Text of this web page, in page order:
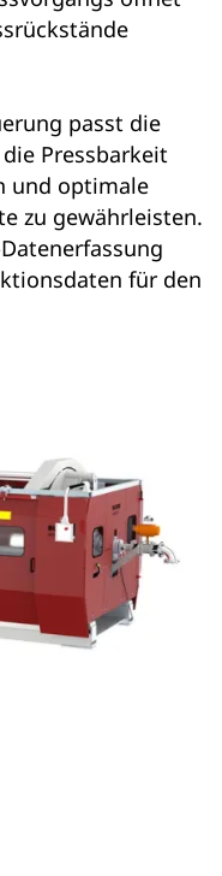
passt die
Pressbarkeit
und optimale
zu gewährleisten.
für den